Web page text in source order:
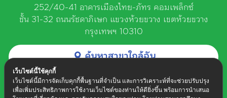
252/40-41 อาคารเมืองไทย-ภัทร คอมเพล็กซ์
ชั้น 31-32 ถนนรัชดาภิเษก แขวงห้วยขวาง เขตห้วยขวาง
กรุงเทพฯ 10310
ค้นหาสาขาใกล้ฉัน
ติดต่อเงินให้ใจ
วันจันทร์ - วันเสาร์ เวลา 8.30 น. - 17.30 น.
เว็บไซต์นี้ใช้คุกกี้
เว็บไซต์นี้มีการจัดเก็บคุกกี้พื้นฐานที่จำเป็น และการวิเคราะห์ที่จะช่วยปรับปรุง
เพื่อเพิ่มประสิทธิภาพการใช้งานเว็บไซต์ของท่านให้ดียิ่งขึ้น พร้อมการนำเสนอ